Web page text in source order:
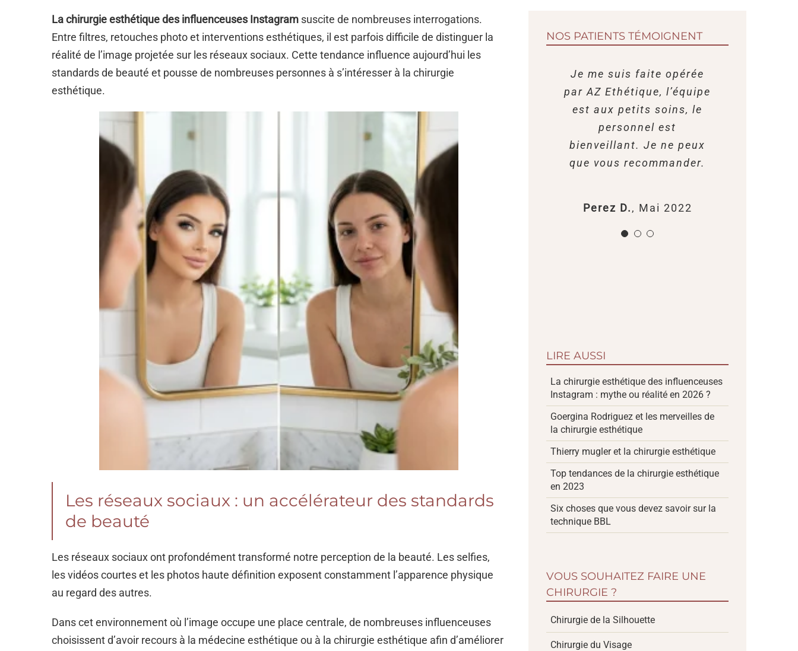
La chirurgie esthétique des influenceuses Instagramsuscite de nombreuses interrogations.
Entre filtres, retouches photo et interventions esthétiques, il est parfois difficile de distinguer la
réalité de l’image projetée sur les réseaux sociaux. Cette tendance influence aujourd’hui les
standards de beauté et pousse de nombreuses personnes à s’intéresser à la chirurgie
esthétique.
Les réseaux sociaux : un accélérateur des standards
de beauté
Les réseaux sociaux ont profondément transformé notre perception de la beauté. Les selfies,
les vidéos courtes et les photos haute définition exposent constamment l’apparence physique
au regard des autres.
Dans cet environnement où l’image occupe une place centrale, de nombreuses influenceuses
choisissent d’avoir recours à la médecine esthétique ou à la chirurgie esthétique afin d’améliorer
NOS PATIENTS TÉMOIGNENT
Je me suis faite opérée
par AZ Ethétique, l’équipe
est aux petits soins, le
personnel est
bienveillant. Je ne peux
que vous recommander.
Perez D., Mai 2022
Très bon
accompagnement,
beaucoup de gentillesse,
de disponibilité, je suis
impatiente de voir le
résultat. Un grand merci à
Je suis venue pour une
mammoplastie, l’accueil
d’AZ Esthétique était très
chaleureux, si je devais
recommander ce voyage
avec grand plaisir, il ne
LIRE AUSSI
La chirurgie esthétique des influenceuses
Instagram : mythe ou réalité en 2026 ?
Goergina Rodriguez et les merveilles de
la chirurgie esthétique
Thierry mugler et la chirurgie esthétique
Top tendances de la chirurgie esthétique
en 2023
Six choses que vous devez savoir sur la
technique BBL
VOUS SOUHAITEZ FAIRE UNE
CHIRURGIE ?
Chirurgie de la Silhouette
Chirurgie du Visage